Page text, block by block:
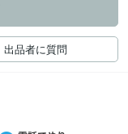
出品者に質問